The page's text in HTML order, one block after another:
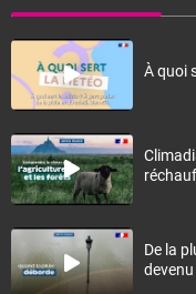
À quoi
De la